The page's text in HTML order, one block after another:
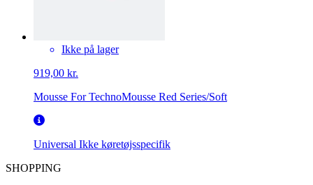
Ikke på lager
919,00 kr.
Mousse For TechnoMousse Red Series/Soft
Universal Ikke køretøjsspecifik
SHOPPING